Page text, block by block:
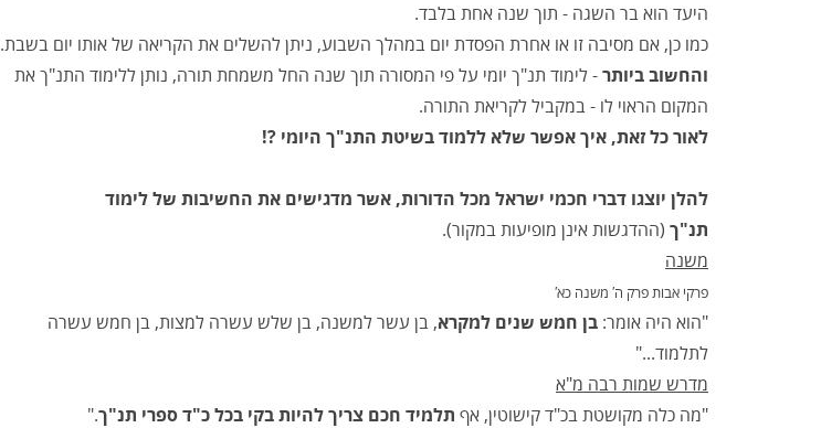
היעד הוא בר השגה - תוך שנה אחת בלבד.
כמו כן, אם מסיבה זו או אחרת הפסדת יום במהלך השבוע, ניתן להשלים את הקריאה של אותו יום בשבת.
והחשוב ביותר- לימוד תנ"ך יומי על פי המסורה תוך שנה החל משמחת תורה, נותן ללימוד התנ"ך את
המקום הראוי לו - במקביל לקריאת התורה.
לאור כל זאת, איך אפשר שלא ללמוד בשיטת התנ"ך היומי ?!
להלן יוצגו דברי חכמי ישראל מכל הדורות, אשר מדגישים את החשיבות של לימוד
תנ"ך (ההדגשות אינן מופיעות במקור).
משנה
פרקי אבות פרק ה′ משנה כא′
"הוא היה אומר: בן חמש שנים למקרא, בן עשר למשנה, בן שלש עשרה למצות, בן חמש עשרה
לתלמוד..."
מדרש שמות רבה מ"א
"מה כלה מקושטת בכ"ד קישוטין, אף תלמיד חכם צריך להיות בקי בכל כ"ד ספרי תנ"ך."